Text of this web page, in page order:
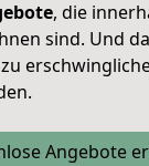
, die
sind. Und
Angebote